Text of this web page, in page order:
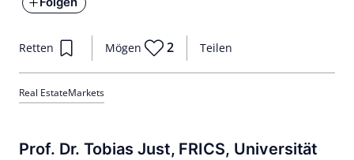
Teilen
Retten Mögen 2
Real EstateMarkets
Prof. Dr. Tobias Just, FRICS, Universität